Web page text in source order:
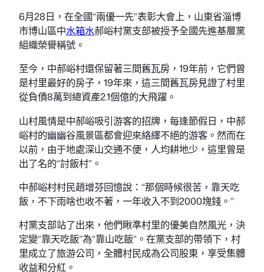
6月28日，在全國“兩優一先”表彰大會上，山東省淄博
市博山區中水箱水郝峪村黨支部被授予全國先進基層黨
組織榮譽稱號。
至今，中郝峪村還保留著三間舊瓦房，19年前，它們曾
是村里最好的房子，19年來，這三間舊瓦房見證了村里
從負債8萬到總資產2.1個億的大飛躍。
山村風情是中郝峪吸引游客的招牌，每逢節假日，中郝
峪村的幽幽谷風景區都會迎來絡繹不絕的游客。然而在
以前，由于地處深山交通不便，人均耕地少，這里曾是
出了名的“討飯村”。
中郝峪村村民趙增芬回憶說：“那個時候很苦，靠天吃
飯，不下雨啥也收不著，一年收入不到2000塊錢。”
村黨支部站了出來，他們瞅準村里的優美自然風光，決
定變“靠天吃飯”為“靠山吃飯”。在黨支部的帶領下，村
里成立了旅游公司，全體村民成為公司股東，享受集體
收益和分紅。